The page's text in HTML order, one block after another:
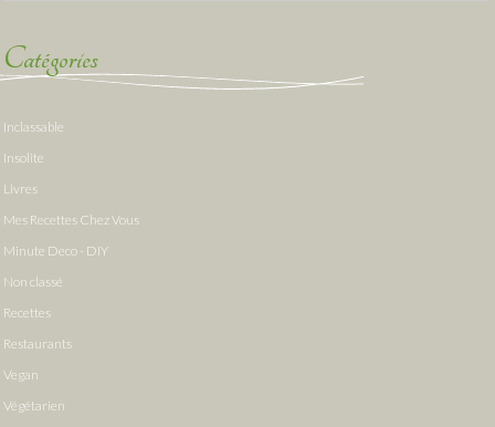
Catégories
Inclassable
Insolite
Livres
Mes Recettes Chez Vous
Minute Deco - DIY
Non classé
Recettes
Restaurants
Vegan
Végétarien